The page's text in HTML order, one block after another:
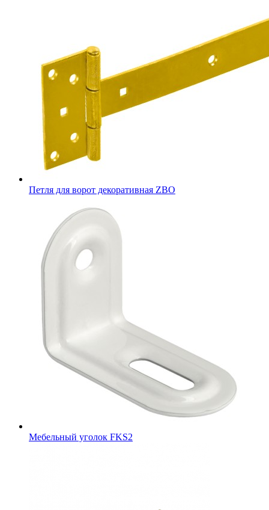
Петля для ворот декоративная ZBO
Мебельный уголок FKS2